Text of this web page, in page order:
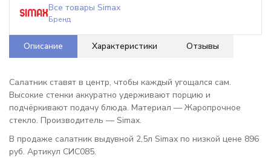
Все товары Simax
Бренд
Описание Характеристики Отзывы
Салатник ставят в центр, чтобы каждый угощался сам.
Высокие стенки аккуратно удерживают порцию и
подчёркивают подачу блюда. Материал — Жаропрочное
стекло. Производитель — Simax.
В продаже салатник выдувной 2,5л Simax по низкой цене 896
руб. Артикул СИС085.